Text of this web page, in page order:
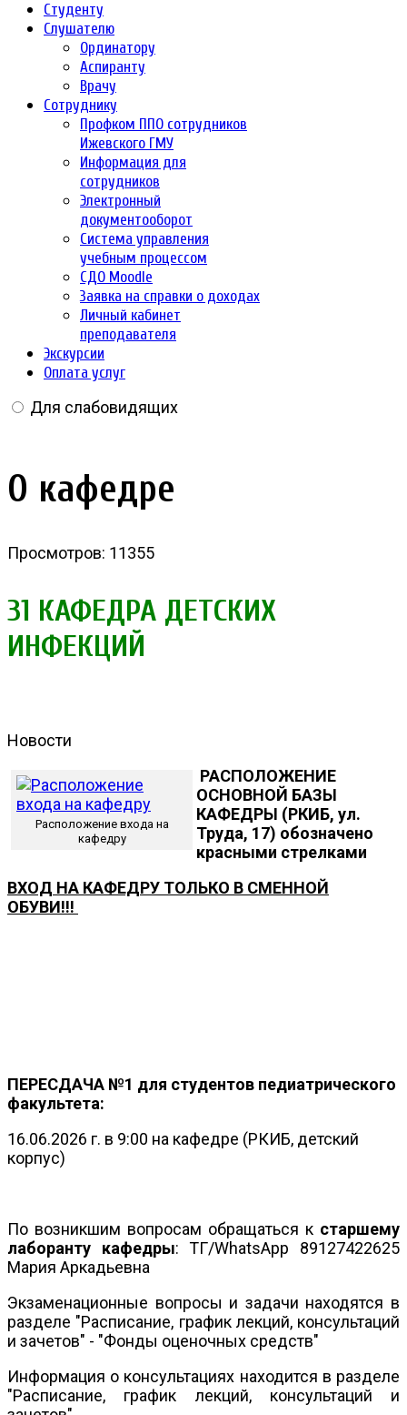
Студенту
Слушателю
Ординатору
Аспиранту
Врачу
Сотруднику
Профком ППО сотрудников
Ижевского ГМУ
Информация для
сотрудников
Электронный
документооборот
Система управления
учебным процессом
СДО Moodle
Заявка на справки о доходах
Личный кабинет
преподавателя
Экскурсии
Оплата услуг
Для слабовидящих
О кафедре
Просмотров: 11355
31 КАФЕДРА ДЕТСКИХ
ИНФЕКЦИЙ
Новости
Расположение входа на
кафедру
РАСПОЛОЖЕНИЕ
ОСНОВНОЙ БАЗЫ
КАФЕДРЫ (РКИБ, ул.
Труда, 17) обозначено
красными стрелками
ВХОД НА КАФЕДРУ ТОЛЬКО В СМЕННОЙ
ОБУВИ!!!
ПЕРЕСДАЧА №1 для студентов педиатрического
факультета:
16.06.2026 г. в 9:00 на кафедре (РКИБ, детский
корпус)
По возникшим вопросам обращаться к старшему
лаборанту кафедры: ТГ/WhatsApp 89127422625
Мария Аркадьевна
Экзаменационные вопросы и задачи находятся в
разделе "Расписание, график лекций, консультаций
и зачетов" - "Фонды оценочных средств"
Информация о консультациях находится в разделе
"Расписание, график лекций, консультаций и